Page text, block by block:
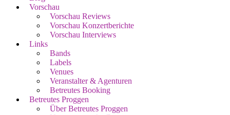
Vorschau
Vorschau Reviews
Vorschau Konzertberichte
Vorschau Interviews
Links
Bands
Labels
Venues
Veranstalter & Agenturen
Betreutes Booking
Betreutes Proggen
Über Betreutes Proggen